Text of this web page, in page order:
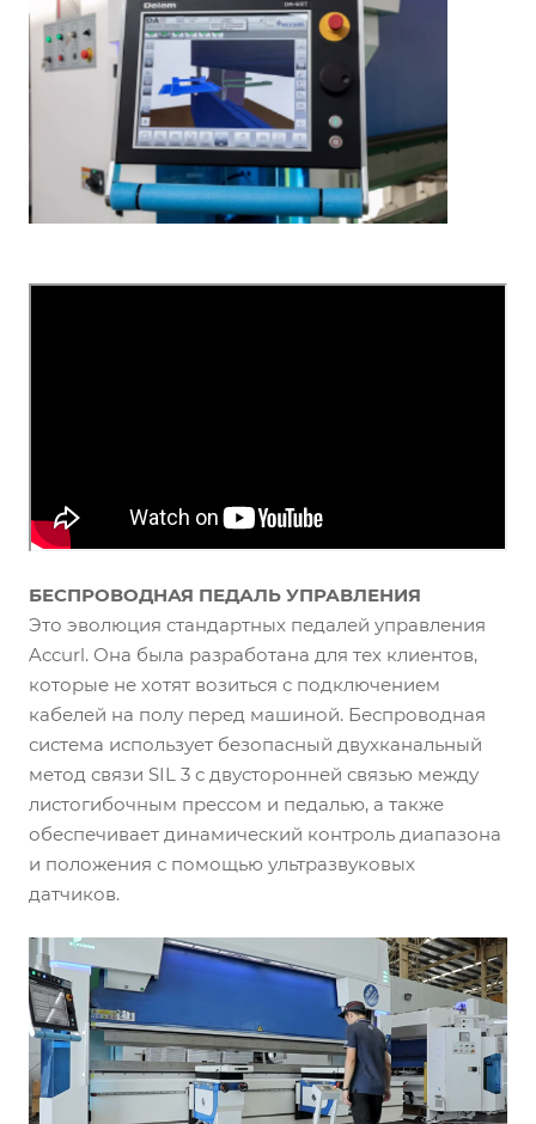
БЕСПРОВОДНАЯ ПЕДАЛЬ УПРАВЛЕНИЯ
Это эволюция стандартных педалей управления
Accurl. Она была разработана для тех клиентов,
которые не хотят возиться с подключением
кабелей на полу перед машиной. Беспроводная
система использует безопасный двухканальный
метод связи SIL 3 с двусторонней связью между
листогибочным прессом и педалью, а также
обеспечивает динамический контроль диапазона
и положения с помощью ультразвуковых
датчиков.